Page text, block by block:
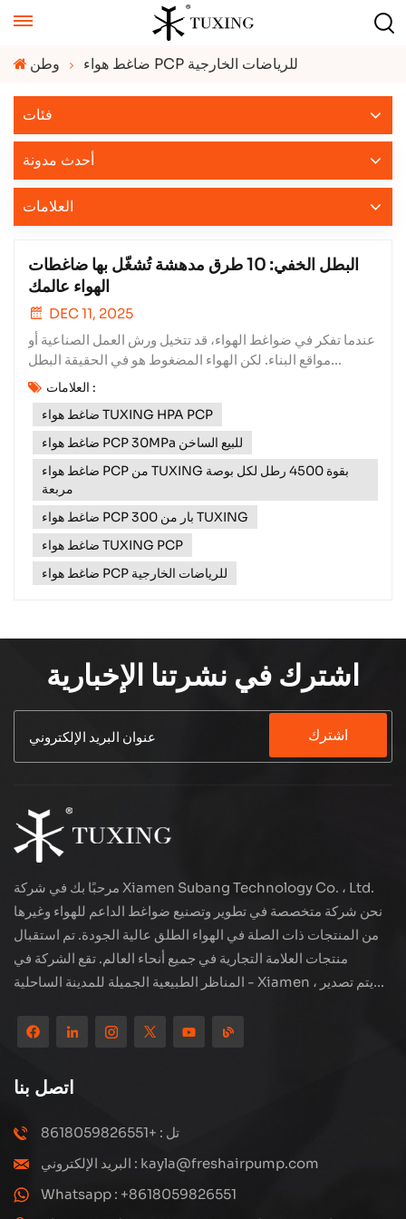
وطن ضاغط هواء PCP للرياضات الخارجية
فئات
أحدث مدونة
العلامات
البطل الخفي: 10 طرق مدهشة تُشغّل بها ضاغطات
الهواء عالمك
DEC 11, 2025
عندما تفكر في ضواغط الهواء، قد تتخيل ورش العمل الصناعية أو
مواقع البناء. لكن الهواء المضغوط هو في الحقيقة البطل
المجهول للحياة الحديثة - قوة متعددة الاستخدامات وفعالة تؤثر
على جوانب أكثر من عالمنا اليومي مما قد تدركه. شركة شيامن
سوبانغ للتكنولوجيا المحدودةإننا نرى هذا التنوع المذهل كل يوم
ونحن نصمم...
العلامات :
ضاغط هواء TUXING HPA PCP
ضاغط هواء PCP 30MPa للبيع الساخن
ضاغط هواء PCP من TUXING بقوة 4500 رطل لكل بوصة
مربعة
ضاغط هواء PCP 300 بار من TUXING
ضاغط هواء TUXING PCP
ضاغط هواء PCP للرياضات الخارجية
اشترك في نشرتنا الإخبارية
اشترك
مرحبًا بك في شركة Xiamen Subang Technology Co. ، Ltd.
نحن شركة متخصصة في تطوير وتصنيع ضواغط الداعم للهواء وغيرها
من المنتجات ذات الصلة في الهواء الطلق عالية الجودة. تم استقبال
منتجات العلامة التجارية في جميع أنحاء العالم. تقع الشركة في
المناظر الطبيعية الجميلة للمدينة الساحلية - Xiamen ، يتم تصدير
دولية واسعة. لدى Subang Technology فريق مبيعات محترف
ونظام خدمة فعال بعد البيع ، نحن نستكشف دائمًا ودراسة كيفية ترقية
منتجاتنا باستمرار من خلال الابتكار لتلبية الاحتياجات المتزايدة للعملاء.
التركيز الأساسي للشركة على إنتاج وتصنيع الضواغط عالية الضغط ،
تصميمها الهيكلي هو علمي ومعقول ، لضمان الأداء الفعال للمنتجات.
اتصل بنا
تل : +8618059826551
البريد الإلكتروني : kayla@freshairpump.com
Whatsapp : +8618059826551